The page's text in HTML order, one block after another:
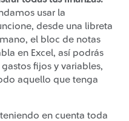
usar la
desde una libreta
el bloc de notas
en Excel, así podrás
fijos y variables,
aquello que tenga
teniendo en cuenta toda